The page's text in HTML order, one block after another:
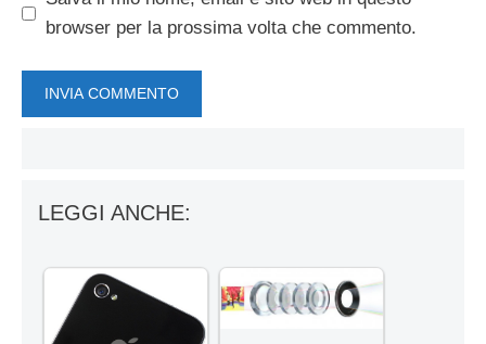
browser per la prossima volta che commento.
LEGGI ANCHE: